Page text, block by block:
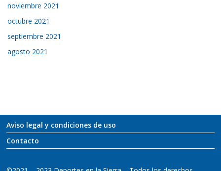
noviembre 2021
octubre 2021
septiembre 2021
agosto 2021
Aviso legal y condiciones de uso
Contacto